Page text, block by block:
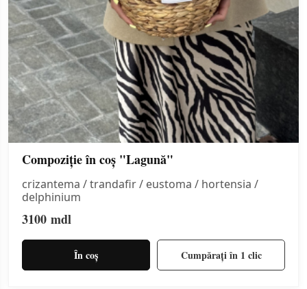
Compoziție în coș "Lagună"
crizantema / trandafir / eustoma / hortensia /
delphinium
3100 mdl
În coș Cumpărați în 1 clic